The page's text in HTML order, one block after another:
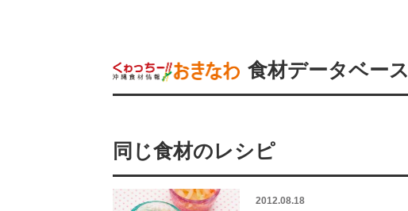
食材データベース
同じ食材のレシピ
2012.08.18